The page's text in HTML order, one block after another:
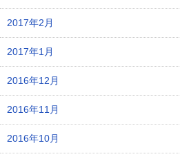
2017年2月
2017年1月
2016年12月
2016年11月
2016年10月